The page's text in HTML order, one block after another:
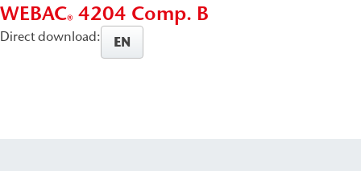
WEBAC® 4204 Comp. B
Direct download: EN